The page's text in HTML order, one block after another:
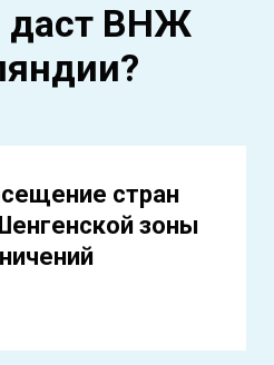
даст ВНЖ
стран
зоны